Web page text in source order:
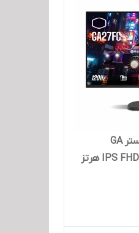
مانیتور گیمینگ کولر مستر GA